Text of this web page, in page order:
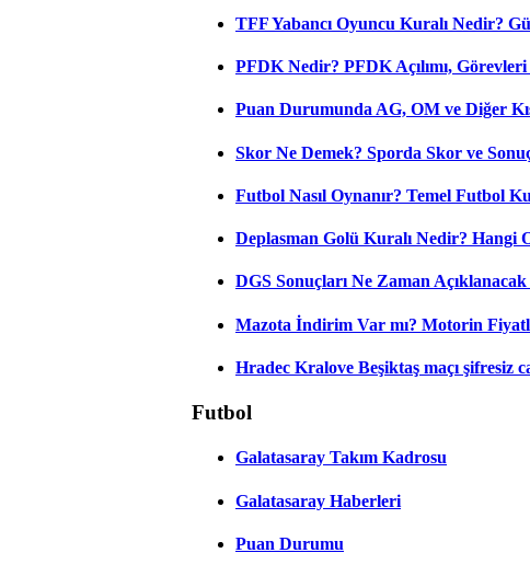
TFF Yabancı Oyuncu Kuralı Nedir?
PFDK Nedir? PFDK Açılımı,
Puan Durumunda AG, OM ve Diğer
Skor Ne Demek? Sporda Skor ve
Futbol Nasıl Oynanır? Temel Futbol
Deplasman Golü Kuralı Nedir? Hangi
DGS Sonuçları Ne Zaman
Mazota İndirim Var mı? Motorin
Hradec Kralove Beşiktaş maçı şifresiz
Futbol
Galatasaray Takım Kadrosu
Galatasaray Haberleri
Puan Durumu